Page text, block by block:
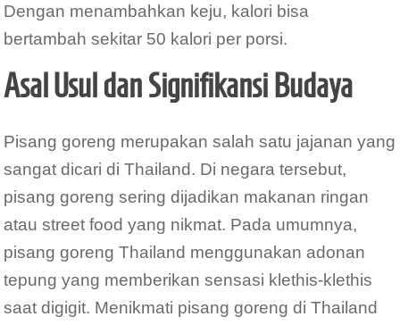
Dengan menambahkan keju, kalori bisa
bertambah sekitar 50 kalori per porsi.
Asal Usul dan Signifikansi Budaya
Pisang goreng merupakan salah satu jajanan yang
sangat dicari di Thailand. Di negara tersebut,
pisang goreng sering dijadikan makanan ringan
atau street food yang nikmat. Pada umumnya,
pisang goreng Thailand menggunakan adonan
tepung yang memberikan sensasi klethis-klethis
saat digigit. Menikmati pisang goreng di Thailand